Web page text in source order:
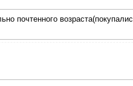
почтенного